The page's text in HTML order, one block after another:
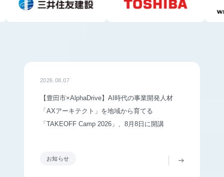
2026.08.07
お知らせ
【豊田市×AlphaDrive】AI時代の事業開発人材
「AXアーキテクト」を地域から育てる
「TAKEOFF Camp 2026」、8月8日に開講